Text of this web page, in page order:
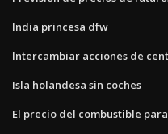
India princesa dfw
Intercambiar acciones de
Isla holandesa sin coches
El precio del combustible